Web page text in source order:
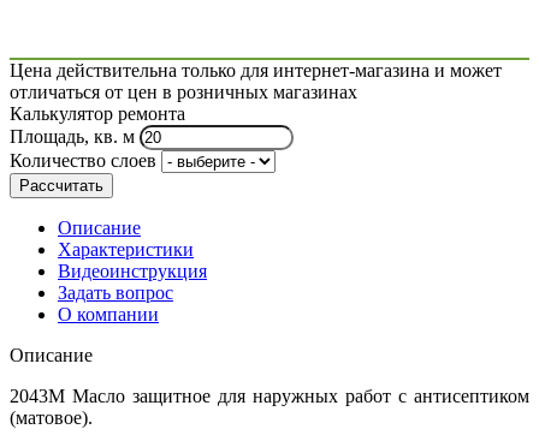
Цена действительна только для интернет-магазина и может
отличаться от цен в розничных магазинах
Калькулятор ремонта
Площадь, кв. м
Количество слоев
Рассчитать
Описание
Характеристики
Видеоинструкция
Задать вопрос
О компании
Описание
2043М Масло защитное для наружных работ с антисептиком
(матовое).